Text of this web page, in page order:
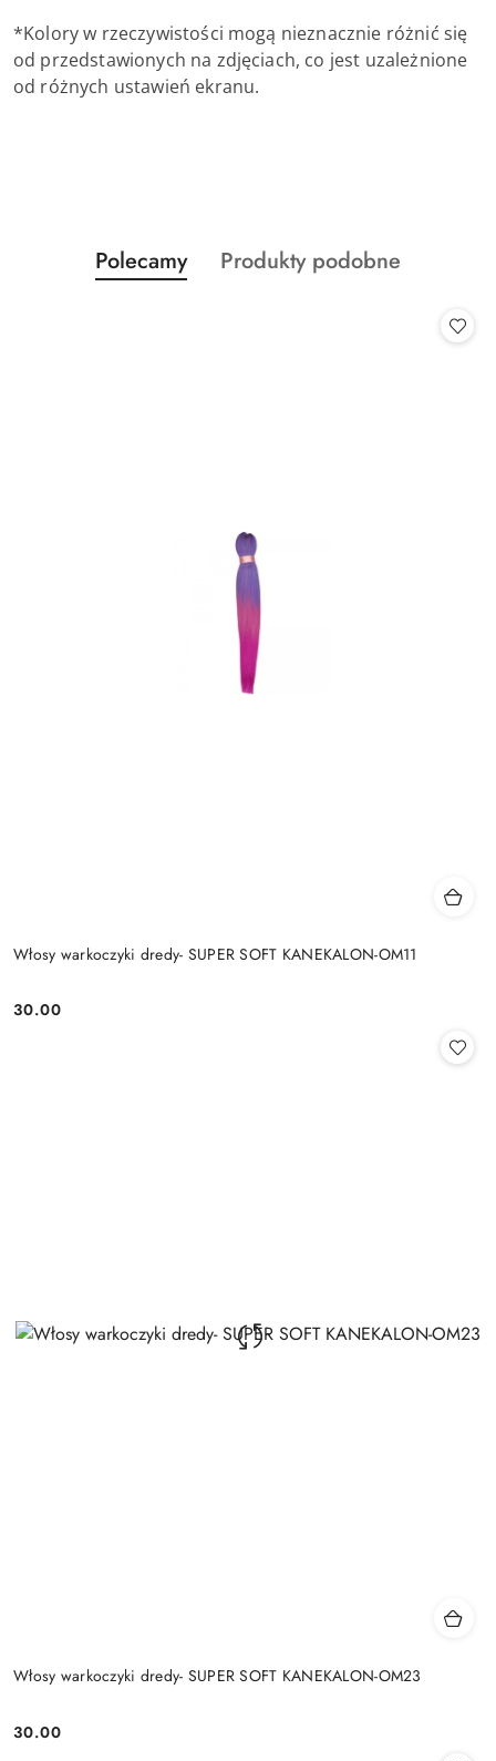
*Kolory w rzeczywistości mogą nieznacznie różnić się
od przedstawionych na zdjęciach, co jest uzależnione
od różnych ustawień ekranu.
Pomiń karuzelę produktów
Produkty
o
Polecamy
Produkty
Produkty podobne
Włosy warkoczyki dredy- SUPER SOFT KANEKALON-OM11
Cena:
30.00
Włosy warkoczyki dredy- SUPER SOFT KANEKALON-OM23
Cena:
30.00